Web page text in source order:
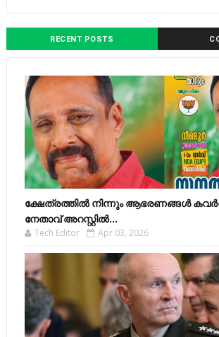
RECENT POSTS
ക്ഷേത്രത്തിൽ നിന്നും ആഭരണങ്ങൾ
നേതാവ് അറസ്റ്റിൽ...
Tech Editor Apr 03, 2026